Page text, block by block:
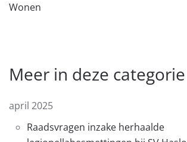
Wonen
Meer in deze categorie
april 2025
Raadsvragen inzake herhaalde